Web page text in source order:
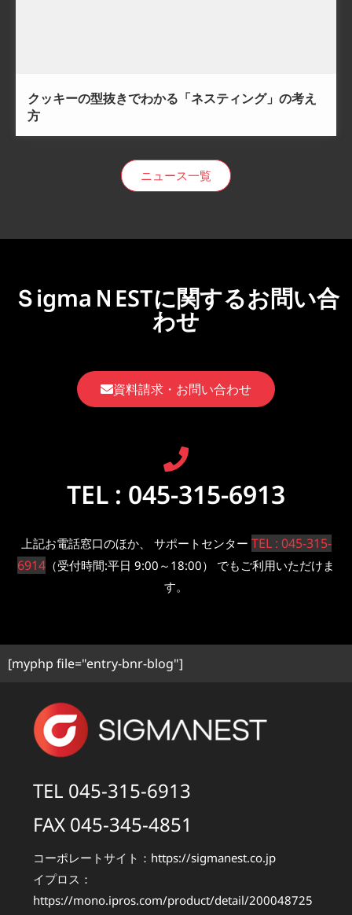
クッキーの型抜きでわかる「ネスティング」の考え
方
ニュース一覧
ＳigmaＮESTに関するお問い合
わせ
資料請求・お問い合わせ
TEL : 045-315-6913
上記お電話窓口のほか、 サポートセンター TEL : 045-315-
6914 （受付時間:平日 9:00～18:00） でもご利用いただけま
す。
[myphp file="entry-bnr-blog"]
TEL 045-315-6913
FAX 045-345-4851
コーポレートサイト： https://sigmanest.co.jp
イプロス：
https://mono.ipros.com/product/detail/200048725